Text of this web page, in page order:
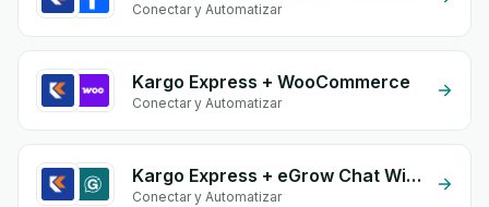
Conectar y Automatizar
Kargo Express + WooCommerce
Conectar y Automatizar
Kargo Express + eGrow Chat Widget
Conectar y Automatizar